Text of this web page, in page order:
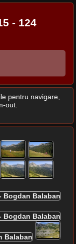
- 124
pentru navigare,
out.